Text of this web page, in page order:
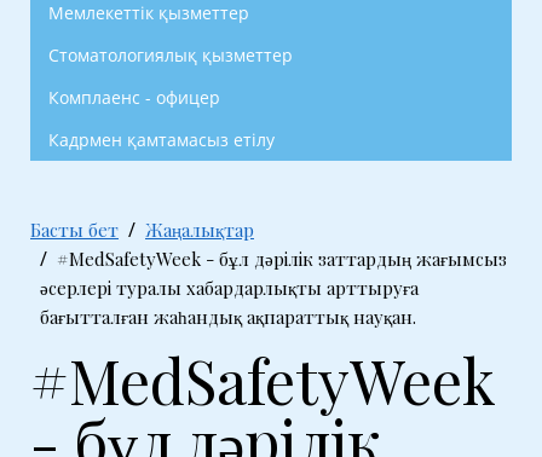
Мемлекеттік қызметтер
Стоматологиялық қызметтер
Комплаенс - офицер
Кадрмен қамтамасыз етілу
Басты бет
Жаңалықтар
#MedSafetyWeek - бұл дәрілік заттардың жағымсыз
әсерлері туралы хабардарлықты арттыруға
бағытталған жаһандық ақпараттық науқан.
#MedSafetyWeek
- бұл дәрілік